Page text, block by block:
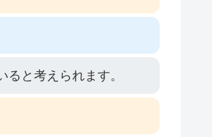
と考えられます。